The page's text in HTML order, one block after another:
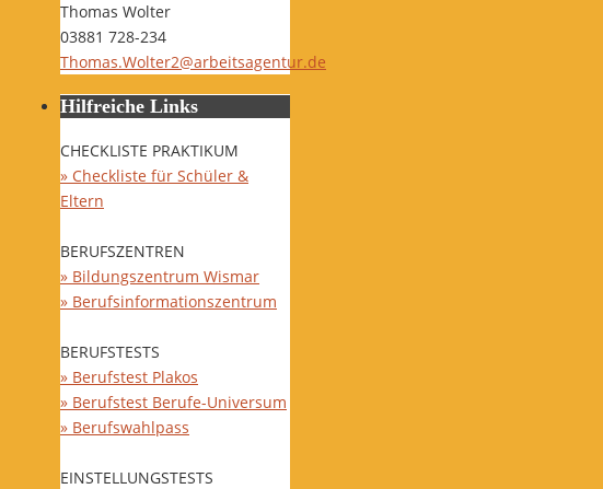
Thomas Wolter
03881 728-234
Thomas.Wolter2@arbeitsagentur.de
Hilfreiche Links
CHECKLISTE PRAKTIKUM
» Checkliste für Schüler &
Eltern
BERUFSZENTREN
» Bildungszentrum Wismar
» Berufsinformationszentrum
BERUFSTESTS
» Berufstest Plakos
» Berufstest Berufe-Universum
» Berufswahlpass
EINSTELLUNGSTESTS